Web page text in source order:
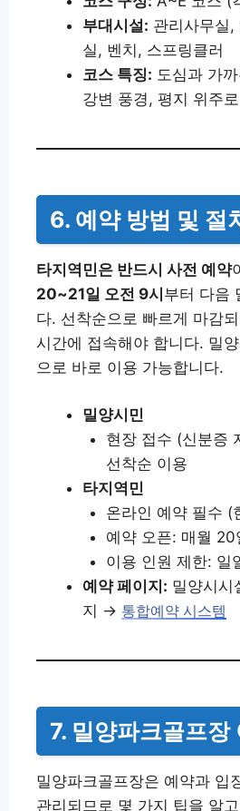
부대시설: 관리사무실
실, 벤치, 스프링클러
코스 특징: 도심과 가
강변 풍경, 평지 위주
6. 예약 방법 및 절
타지역민은 반드시 사전 예약
20~21일 오전 9시부터 다음
다. 선착순으로 빠르게 마감
시간에 접속해야 합니다. 밀
으로 바로 이용 가능합니다.
밀양시민
현장 접수 (신분증
선착순 이용
타지역민
온라인 예약 필수 (
예약 오픈: 매월 20
이용 인원 제한: 일
예약 페이지: 밀양시시
지 → 통합예약 시스템
7. 밀양파크골프장
밀양파크골프장은 예약과 입
관리되므로 몇 가지 팁을 알